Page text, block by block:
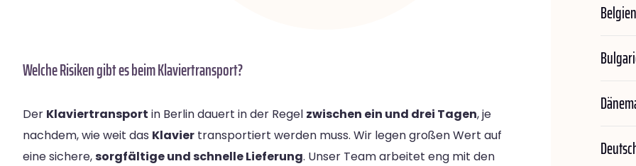
Welche Risiken gibt es beim Klaviertransport?
Der Klaviertransport in Berlin dauert in der Regel zwischen ein und drei Tagen, je
nachdem, wie weit das Klavier transportiert werden muss. Wir legen großen Wert auf
eine sichere,sorgfältige und schnelle Lieferung. Unser Team arbeitet eng mit den
Belgien